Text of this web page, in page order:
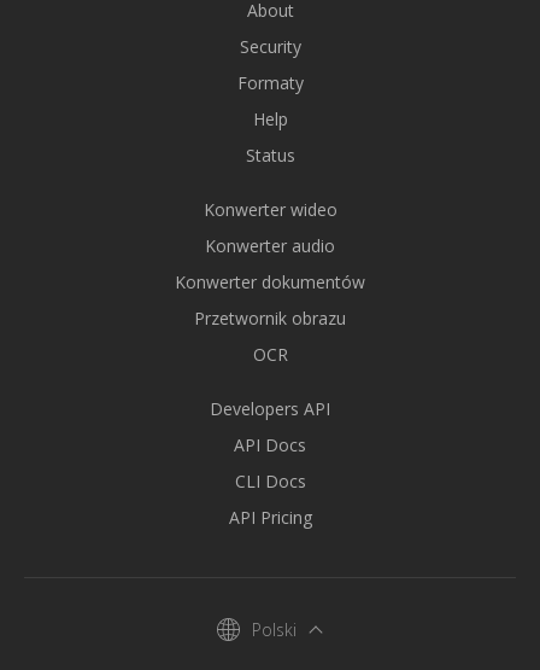
About
Security
Formaty
Help
Status
Konwerter wideo
Konwerter audio
Konwerter dokumentów
Przetwornik obrazu
OCR
Developers API
API Docs
CLI Docs
API Pricing
Polski